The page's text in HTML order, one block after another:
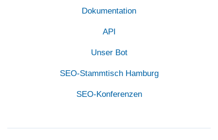
Dokumentation
API
Unser Bot
SEO-Stammtisch Hamburg
SEO-Konferenzen